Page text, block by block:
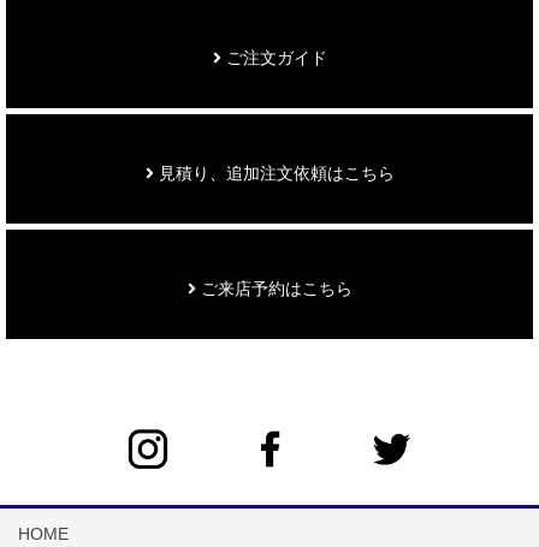
ご注文ガイド
見積り、追加注文依頼はこちら
ご来店予約はこちら
HOME